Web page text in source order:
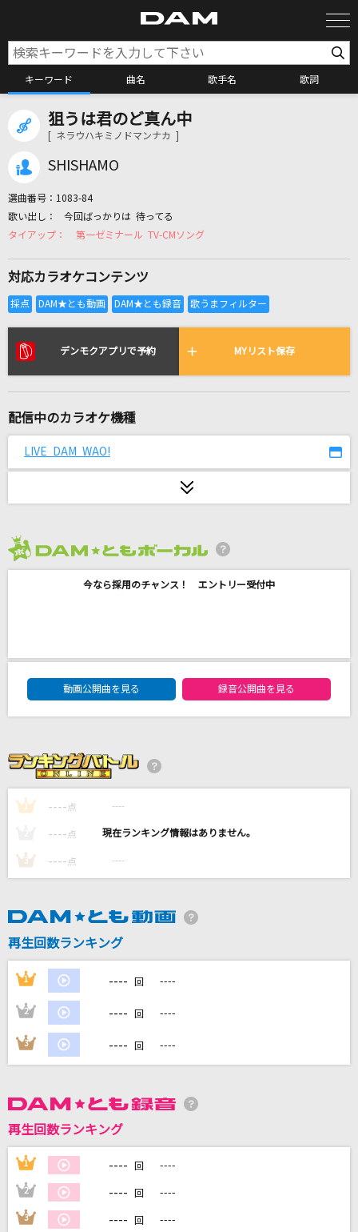
キーワード 曲名 歌手名 歌詞
カラオケ検索
カラオケリクエスト
リアルタイムで歌われている曲の一覧
[生音]Goodbye Yesterday
ムラサキ
赤西仁
[良音]遥か彼方
ASIAN KUNG-FU GENERATION
お嫁サンバ
郷ひろみ
[生音]himawari
好きすぎて滅！
DAMの新曲・ランキングなど
DAMに会員登録・ログインして
カラオケをもっと楽しもう！
自宅でカラオケ歌い放題！
狙うは君のど真ん中
[ ネラウハキミノドマンナカ ]
SHISHAMO
選曲番号： 1083-84
今回ばっかりは 待ってる
第一ゼミナール TV-CMソング
対応カラオケコンテンツ
デンモクアプリで予約 MYリスト保存
配信中のカラオケ機種
LIVE DAM WAO!
今なら採用のチャンス！ エントリー受付中
DAM★ともボーカルエントリーランキング
動画公開曲を見る
録音公開曲を見る
1 ---- 点 ----
---- 点 ----
3 ---- 点 ----
再生回数ランキング
1 ---- 回 ----
2 ---- 回 ----
3 ---- 回 ----
再生回数ランキング
1 ---- 回 ----
2 ---- 回 ----
3 ---- 回 ----